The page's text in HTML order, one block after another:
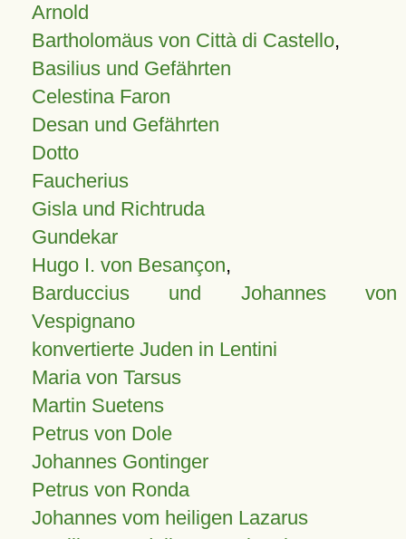
Arnold
Bartholomäus von Città di Castello,
Basilius und Gefährten
Celestina Faron
Desan und Gefährten
Dotto
Faucherius
Gisla und Richtruda
Gundekar
Hugo I. von Besançon,
Barduccius und Johannes von
Vespignano
konvertierte Juden in Lentini
Maria von Tarsus
Martin Suetens
Petrus von Dole
Johannes Gontinger
Petrus von Ronda
Johannes vom heiligen Lazarus